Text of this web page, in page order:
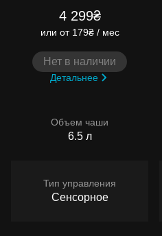
4 299₴
или от 179₴ / мес
Нет в наличии
Детальнее
Объем чаши
6.5 л
Тип управления
Сенсорное